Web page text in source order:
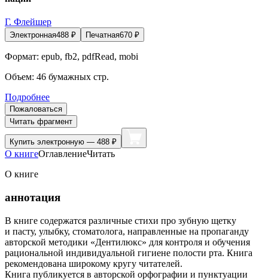
Г. Флейшер
Электронная488 ₽ Печатная670 ₽
Формат: epub, fb2, pdfRead, mobi
Объем: 46 бумажных стр.
Подробнее
Пожаловаться
Читать фрагмент
Купить электронную — 488 ₽
О книгеОглавлениеЧитать
О книге
аннотация
В книге содержатся различные стихи про зубную щетку
и пасту, улыбку, стоматолога, направленные на пропаганду
авторской методики «Дентилюкс» для контроля и обучения
рациональной индивидуальной гигиене полости рта. Книга
рекомендована широкому кругу читателей.
Книга публикуется в авторской орфографии и пунктуации